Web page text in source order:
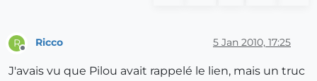
R
Offline
Ricco 5 Jan 2010, 17:25
J'avais vu que Pilou avait rappelé le lien, mais un truc